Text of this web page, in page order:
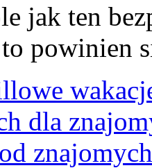
jak ten
powinien
dla